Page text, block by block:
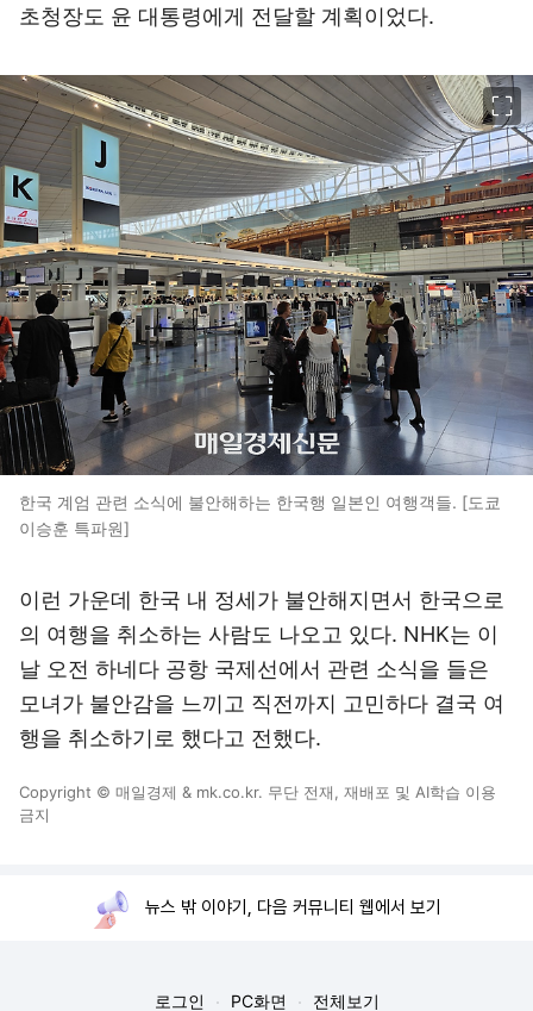
초청장도 윤 대통령에게 전달할 계획이었다.
한국 계엄 관련 소식에 불안해하는 한국행 일본인 여행객들. [도쿄
이승훈 특파원]
이런 가운데 한국 내 정세가 불안해지면서 한국으로
의 여행을 취소하는 사람도 나오고 있다. NHK는 이
날 오전 하네다 공항 국제선에서 관련 소식을 들은
모녀가 불안감을 느끼고 직전까지 고민하다 결국 여
행을 취소하기로 했다고 전했다.
Copyright © 매일경제 & mk.co.kr. 무단 전재, 재배포 및 AI학습 이용
금지
뉴스 밖 이야기, 다음 커뮤니티 웹에서 보기
로그인 PC화면 전체보기